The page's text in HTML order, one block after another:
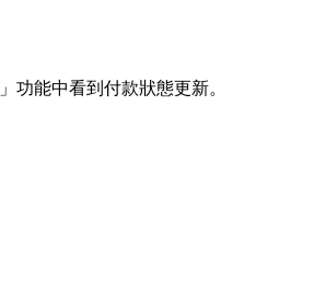
」功能中看到付款狀態更新。